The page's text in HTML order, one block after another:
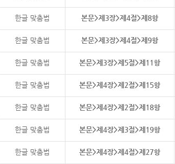
한글 맞춤법 본문>제3장>제4절>제8항
한글 맞춤법 본문>제3장>제4절>제9항
한글 맞춤법 본문>제3장>제5절>제11항
한글 맞춤법 본문>제4장>제2절>제15항
한글 맞춤법 본문>제4장>제2절>제18항
한글 맞춤법 본문>제4장>제3절>제19항
한글 맞춤법 본문>제4장>제4절>제27항